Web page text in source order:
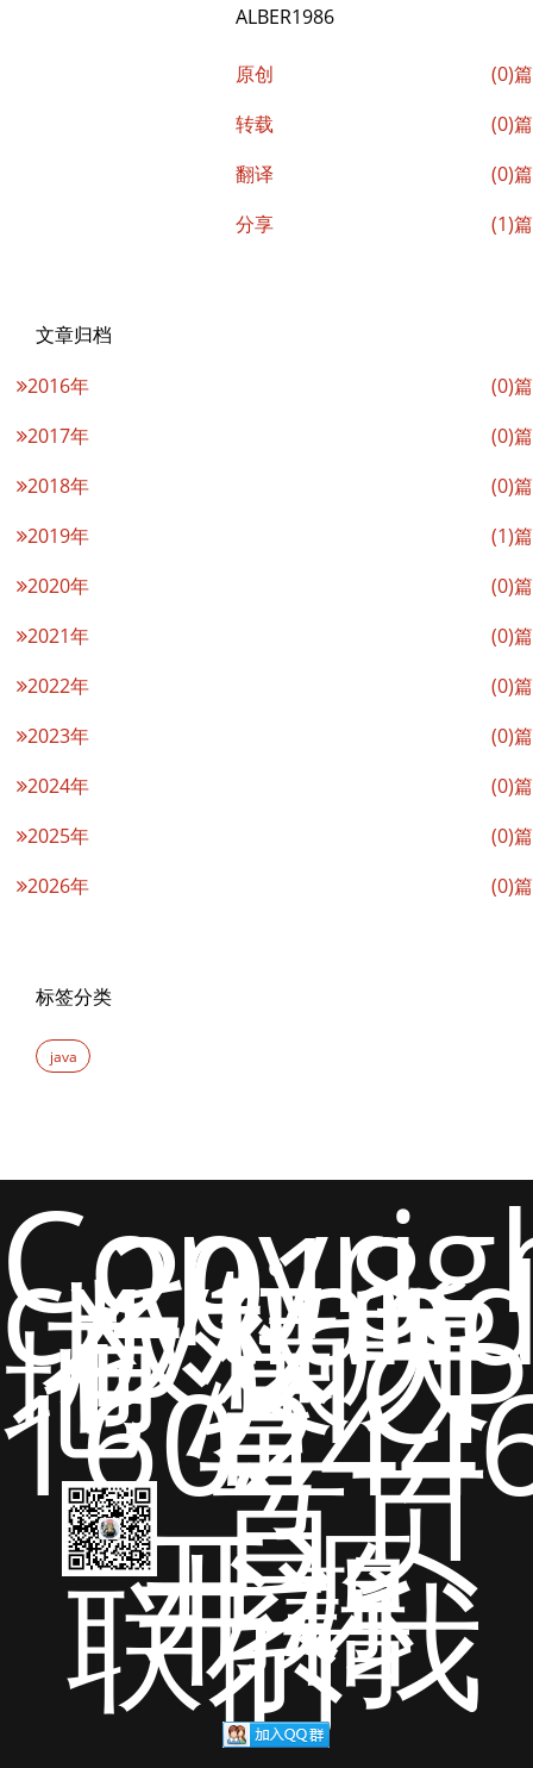
ALBER1986
原创
(0)篇
转载
(0)篇
翻译
(0)篇
分享
(1)篇
文章归档
2016年
(0)篇
2017年
(0)篇
2018年
(0)篇
2019年
(1)篇
2020年
(0)篇
2021年
(0)篇
2022年
(0)篇
2023年
(0)篇
2024年
(0)篇
2025年
(0)篇
2026年
(0)篇
标签分类
java
2018
版权所
有 猿天
地 沪ICP
备
号
首页
开源
书籍
联系我
们